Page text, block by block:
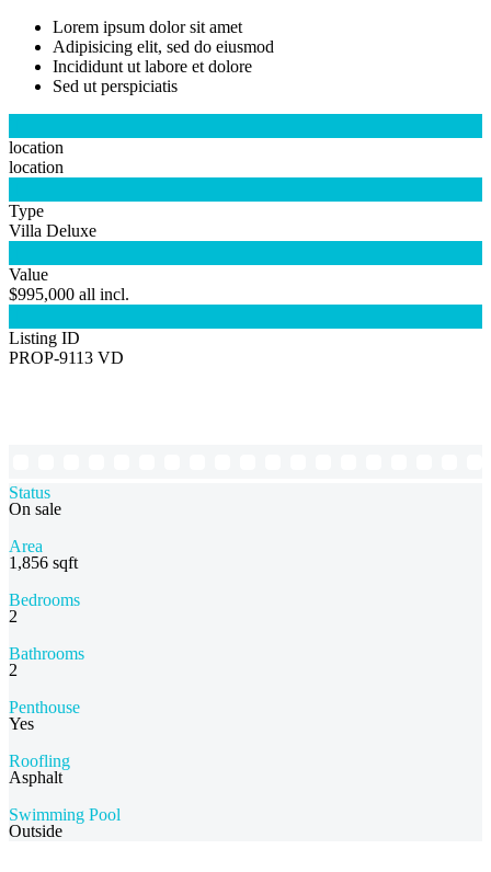
Lorem ipsum dolor sit amet
Adipisicing elit, sed do eiusmod
Incididunt ut labore et dolore
Sed ut perspiciatis
location
location
Type
Villa Deluxe
Value
$995,000 all incl.
Listing ID
PROP-9113 VD
Status
On sale
Area
1,856 sqft
Bedrooms
2
Bathrooms
2
Penthouse
Yes
Roofling
Asphalt
Swimming Pool
Outside